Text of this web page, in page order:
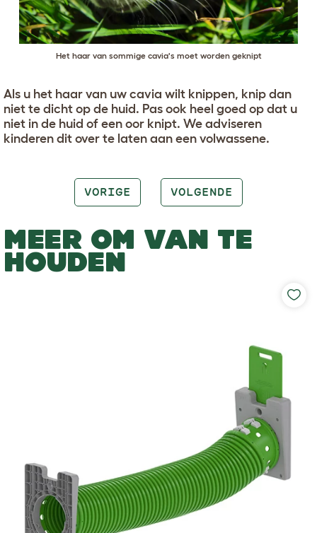
Het haar van sommige cavia's moet worden geknipt
Als u het haar van uw cavia wilt knippen, knip dan
niet te dicht op de huid. Pas ook heel goed op dat u
niet in de huid of een oor knipt. We adviseren
kinderen dit over te laten aan een volwassene.
VORIGE VOLGENDE
MEER OM VAN TE
HOUDEN